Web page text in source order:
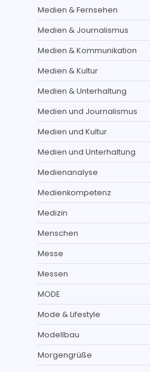
Medien & Fernsehen
Medien & Journalismus
Medien & Kommunikation
Medien & Kultur
Medien & Unterhaltung
Medien und Journalismus
Medien und Kultur
Medien und Unterhaltung
Medienanalyse
Medienkompetenz
Medizin
Menschen
Messe
Messen
MODE
Mode & Lifestyle
Modellbau
Morgengrüße